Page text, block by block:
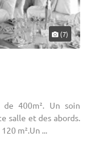
(7)
400m². Un soin
salle et des abords.
m².Un ...